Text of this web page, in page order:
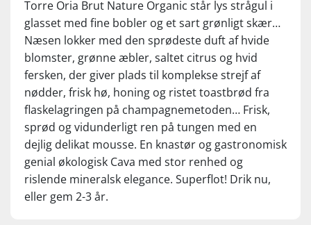
Torre Oria Brut Nature Organic står lys strågul i
glasset med fine bobler og et sart grønligt skær…
Næsen lokker med den sprødeste duft af hvide
blomster, grønne æbler, saltet citrus og hvid
fersken, der giver plads til komplekse strejf af
nødder, frisk hø, honing og ristet toastbrød fra
flaskelagringen på champagnemetoden… Frisk,
sprød og vidunderligt ren på tungen med en
dejlig delikat mousse. En knastør og gastronomisk
genial økologisk Cava med stor renhed og
rislende mineralsk elegance. Superflot! Drik nu,
eller gem 2-3 år.